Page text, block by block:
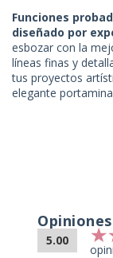
Funciones
diseñado por
esbozar con la
líneas finas y
tus proyectos
elegante
5.00